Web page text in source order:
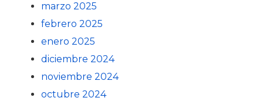
marzo 2025
febrero 2025
enero 2025
diciembre 2024
noviembre 2024
octubre 2024